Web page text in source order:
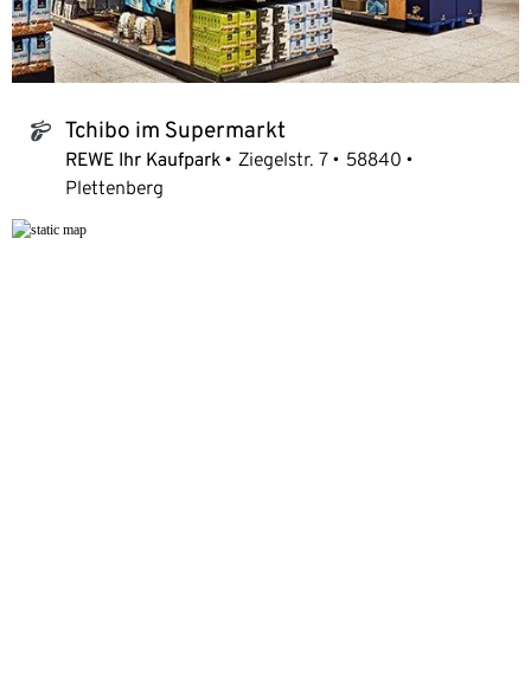
tchibo_logo Tchibo im Supermarkt
REWE Ihr Kaufpark Ziegelstr. 7
58840
Plettenberg